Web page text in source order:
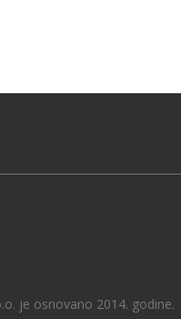
je osnovano 2014. godine.